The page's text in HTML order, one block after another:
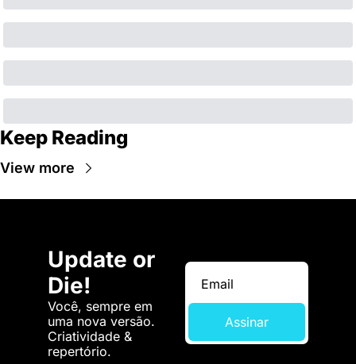
Keep Reading
View more
Update or
Die!
Você, sempre em
uma nova versão.
Criatividade &
repertório.
Assinar